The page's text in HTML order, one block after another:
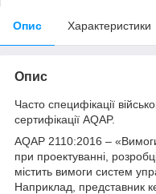
Опис Характеристики
Опис
Часто специфікації
сертифікації AQAP.
AQAP 2110:2016 –
при проектуванні,
містить вимоги систем
Наприклад, представник